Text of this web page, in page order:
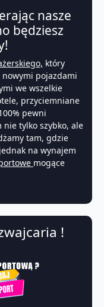
nasze
będziesz
który
pojazdami
we wszelkie
przyciemniane
pewni
nie tylko szybko, ale
tam, gdzie
na wynajem
mogące
!